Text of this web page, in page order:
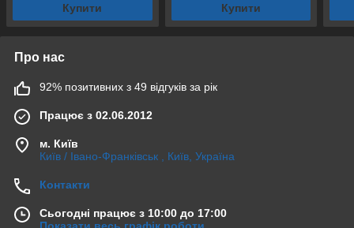
Купити Купити
Про нас
92% позитивних з 49 відгуків за рік
Працює з 02.06.2012
м. Київ
Київ / Івано-Франківськ , Київ, Україна
Контакти
Сьогодні працює з 10:00 до 17:00